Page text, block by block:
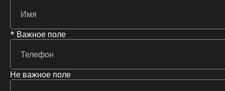
* Важное поле
Не важное поле